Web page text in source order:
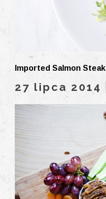
Imported Salmon Steak
27 lipca 2014